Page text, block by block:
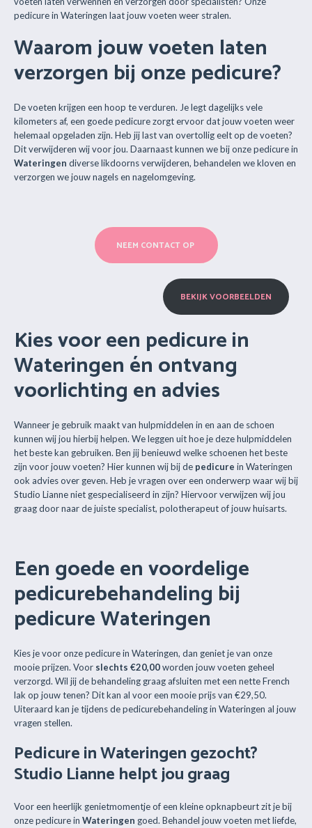
pedicure in Wateringen laat jouw voeten weer stralen.
Waarom jouw voeten laten
verzorgen bij onze pedicure?
De voeten krijgen een hoop te verduren. Je legt dagelijks vele
kilometers af, een goede pedicure zorgt ervoor dat jouw voeten weer
helemaal opgeladen zijn. Heb jij last van overtollig eelt op de voeten?
Dit verwijderen wij voor jou. Daarnaast kunnen we bij onze pedicure in
Wateringen diverse likdoorns verwijderen, behandelen we kloven en
verzorgen we jouw nagels en nagelomgeving.
NEEM CONTACT OP
BEKIJK VOORBEELDEN
Kies voor een pedicure in
Wateringen én ontvang
voorlichting en advies
Wanneer je gebruik maakt van hulpmiddelen in en aan de schoen
kunnen wij jou hierbij helpen. We leggen uit hoe je deze hulpmiddelen
het beste kan gebruiken. Ben jij benieuwd welke schoenen het beste
zijn voor jouw voeten? Hier kunnen wij bij de pedicure in Wateringen
ook advies over geven. Heb je vragen over een onderwerp waar wij bij
Studio Lianne niet gespecialiseerd in zijn? Hiervoor verwijzen wij jou
graag door naar de juiste specialist, polotherapeut of jouw huisarts.
Een goede en voordelige
pedicurebehandeling bij
pedicure Wateringen
Kies je voor onze pedicure in Wateringen, dan geniet je van onze
mooie prijzen. Voor slechts €20,00worden jouw voeten geheel
verzorgd. Wil jij de behandeling graag afsluiten met een nette French
lak op jouw tenen? Dit kan al voor een mooie prijs van €29,50.
Uiteraard kan je tijdens de pedicurebehandeling in Wateringen al jouw
vragen stellen.
Pedicure in Wateringen gezocht?
Studio Lianne helpt jou graag
Voor een heerlijk genietmomentje of een kleine opknapbeurt zit je bij
onze pedicure in Wateringen goed. Behandel jouw voeten met liefde,